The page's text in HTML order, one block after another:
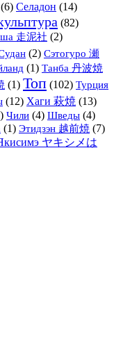
(6) Селадон (14)
(82)
走泥社 (2)
(2) Сэтогуро 瀬
(1) Танба 丹波焼
(1) Топ (102) Турция
(12) Хаги 萩焼 (13)
Чили (4) Шведы (4)
(1) Этидзэн 越前焼 (7)
ヤキシメは